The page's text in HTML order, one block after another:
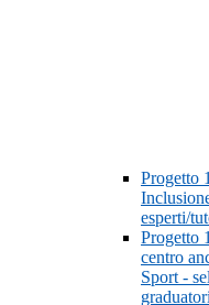
Progetto
esperti/
Progetto
centro
Sport -